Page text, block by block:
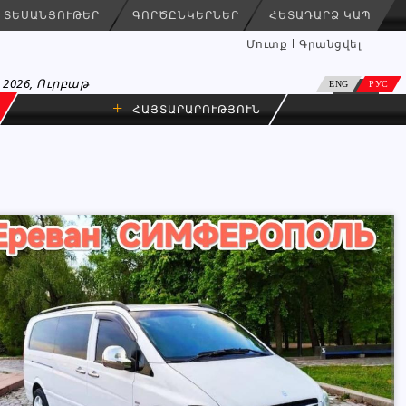
ՏԵՍԱՆՅՈՒԹԵՐ ԳՈՐԾԸՆԿԵՐՆԵՐ ՀԵՏԱԴԱՐՁ ԿԱՊ
Մուտք Գրանցվել
ENG РУС
Ուրբաթ
+ ՀԱՅՏԱՐԱՐՈՒԹՅՈՒՆ